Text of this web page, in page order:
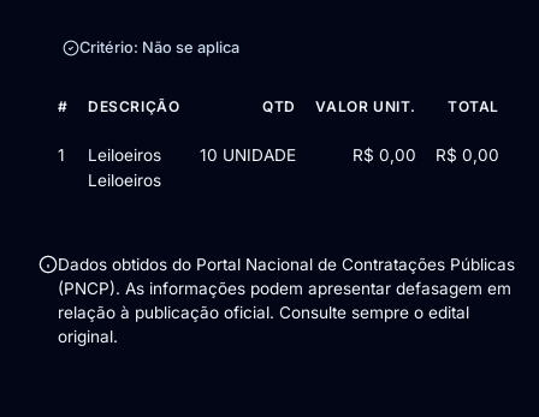
Critério: Não se aplica
Itens da licitação Edital de Chamamento Público nº 74/2025 —
# DESCRIÇÃO QTD VALOR UNIT. TOTAL
1
Leiloeiros
Leiloeiros
10 UNIDADE R$ 0,00 R$ 0,00
Dados obtidos do Portal Nacional de Contratações Públicas
(PNCP). As informações podem apresentar defasagem em
relação à publicação oficial. Consulte sempre o edital
original.